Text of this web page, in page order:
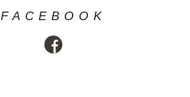
FACEBOOK